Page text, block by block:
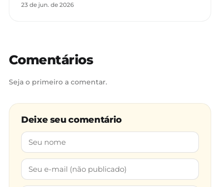
23 de jun. de 2026
Comentários
Seja o primeiro a comentar.
Deixe seu comentário